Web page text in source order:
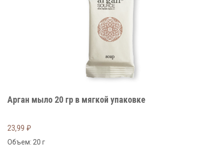
Арган мыло 20 гр в мягкой упаковке
23,99 ₽
Объем: 20 г